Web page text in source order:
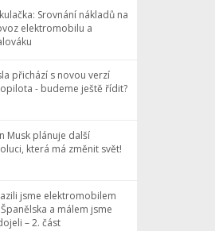
Srovnání nákladů na
elektromobilu a
přichází s novou verzí
- budeme ještě řídit?
Musk plánuje další
která má změnit svět!
jsme elektromobilem
a málem jsme
– 2. část